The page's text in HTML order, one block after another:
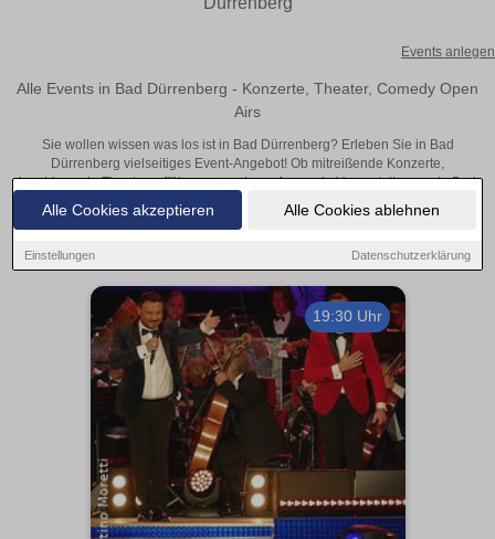
Alle Cookies akzeptieren Alle Cookies ablehnen
Einstellungen Datenschutzerklärung
Events anlegen
Alle Events in Bad Dürrenberg - Konzerte, Theater, Comedy Open
Airs
Sie wollen wissen was los ist in Bad Dürrenberg? Erleben Sie in Bad
Dürrenberg vielseitiges Event-Angebot! Ob mitreißende Konzerte,
inspirierende Theateraufführungen oder aufregende Veranstaltungen in Bad
Dürrenberg – hier finden alles im Überblick und Tickets.
19:30 Uhr